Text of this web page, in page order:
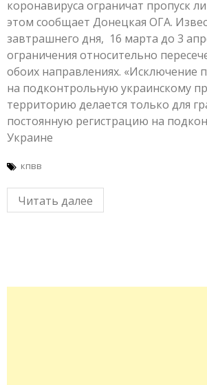
коронавируса ограничат пропуск
этом сообщает Донецкая ОГА.
завтрашнего дня, 16 марта до 3
ограничения относительно
обоих направлениях. «Исключение
на подконтрольную украинскому
территорию делается только для
постоянную регистрацию на
Украине
кпвв
Читать далее